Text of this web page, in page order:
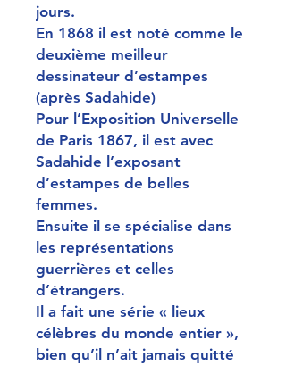
jours.
En 1868 il est noté comme le
deuxième meilleur
dessinateur d’estampes
(après Sadahide)
Pour l’Exposition Universelle
de Paris 1867, il est avec
Sadahide l’exposant
d’estampes de belles
femmes.
Ensuite il se spécialise dans
les représentations
guerrières et celles
d’étrangers.
Il a fait une série « lieux
célèbres du monde entier »,
bien qu’il n’ait jamais quitté